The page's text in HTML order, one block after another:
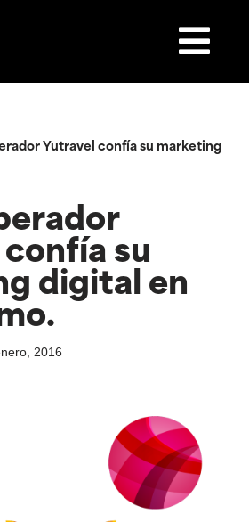
Yutravel confía su marketing
su
digital en
2016